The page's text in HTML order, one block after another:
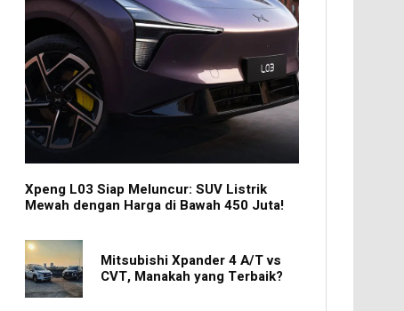
Xpeng L03 Siap Meluncur: SUV Listrik
Mewah dengan Harga di Bawah 450 Juta!
Mitsubishi Xpander 4 A/T vs
CVT, Manakah yang Terbaik?